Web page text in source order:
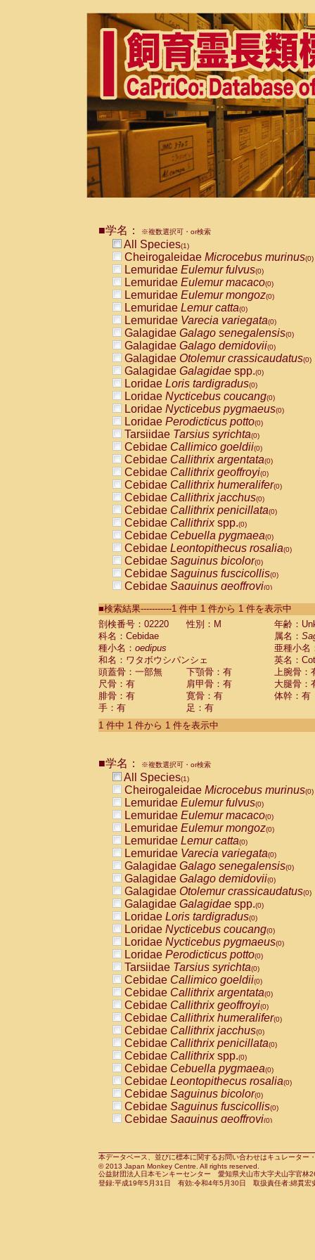
■学名： ※複数選択可・or検索
All Species(1)
Cheirogaleidae Microcebus murinus(0)
Lemuridae Eulemur fulvus(0)
Lemuridae Eulemur macaco(0)
Lemuridae Eulemur mongoz(0)
Lemuridae Lemur catta(0)
Lemuridae Varecia variegata(0)
Galagidae Galago senegalensis(0)
Galagidae Galago demidovii(0)
Galagidae Otolemur crassicaudatus(0)
Galagidae Galagidae spp.(0)
Loridae Loris tardigradus(0)
Loridae Nycticebus coucang(0)
Loridae Nycticebus pygmaeus(0)
Loridae Perodicticus potto(0)
Tarsiidae Tarsius syrichta(0)
Cebidae Callimico goeldii(0)
Cebidae Callithrix argentata(0)
Cebidae Callithrix geoffroyi(0)
Cebidae Callithrix humeralifer(0)
Cebidae Callithrix jacchus(0)
Cebidae Callithrix penicillata(0)
Cebidae Callithrixspp.(0)
Cebidae Cebuella pygmaea(0)
Cebidae Leontopithecus rosalia(0)
Cebidae Saguinus bicolor(0)
Cebidae Saguinus fuscicollis(0)
Cebidae Saguinus geoffroyi(0)
CebidaeSaguinus labiatus(0)
Cebidae Saguinus leucopus (0)
Cebidae
Cebidae
CebidaeSaguinus nigricollis (0)
Cebidae Saguinus oedipus
Cebidae Saguinus weddelli
Cebidae Saguinusspp.
Cebidae Aotus trivirgatus
Cebidae Cebus albifrons
CebidaeCebus nigrivittatus
CebidaeCebus
CebidaeSaimiri boliviensis(0)
CebidaeSaimiri sciureus(0)
AtelidaeAlouatta caraya(0)
AtelidaeAlouatta fusca(0)
AtelidaeAlouatta seniculus
AtelidaeAlouattaspp.(0)
AtelidaeAteles belzebuth(0)
AtelidaeAteles geoffroyi(0)
AtelidaeAteles paniscus(0)
AtelidaeAtelesspp.(0)
Atelidae Lagothrix lagothricha
AtelidaeLagothrix lagothricha cana
PitheciidaeCacajao calvus
PitheciidaeCallicebus cupreus
PitheciidaeCallicebus donacophilus
PitheciidaeCallicebus moloch
PitheciidaeCallicebus torquatus
PitheciidaeCallicebusspp.(0)
PitheciidaeChiropotes satanas(0)
PitheciidaePithecia monachus
PitheciidaePithecia pithecia(0)
CercopithecidaeCercocebus agilis
CercopithecidaeCercocebus
CercopithecidaeCercocebus
CercopithecidaeCercocebus
CercopithecidaeCercocebus
CercopithecidaeCercocebushybrid
CercopithecidaePapio anubis(0)
CercopithecidaePapio cynocephalus
CercopithecidaePapio hamadryas(0)
■検索結果-----------1 件中 1 件から 1 件を表示中
剖検番号：02220
性別：M
年齢：
科名：Cebidae
属名：
種小名： oedipus
亜種小名
和名：ワタボウシパンシェ
英名：
頭蓋骨：一部無
下顎骨：有
上腕骨：
尺骨：有
肩甲骨：有
大腿骨：
腓骨：有
寛骨：有
体幹：有
手：有
足：有
1 件中 1 件から 1 件を表示中
■学名： ※複数選択可・or検索
All Species(1)
Cheirogaleidae Microcebus murinus(0)
Lemuridae Eulemur fulvus(0)
Lemuridae Eulemur macaco(0)
Lemuridae Eulemur mongoz(0)
Lemuridae Lemur catta(0)
Lemuridae Varecia variegata(0)
Galagidae Galago senegalensis(0)
Galagidae Galago demidovii(0)
Galagidae Otolemur crassicaudatus(0)
Galagidae Galagidae spp.(0)
Loridae Loris tardigradus(0)
Loridae Nycticebus coucang(0)
Loridae Nycticebus pygmaeus(0)
Loridae Perodicticus potto(0)
Tarsiidae Tarsius syrichta(0)
Cebidae Callimico goeldii(0)
Cebidae Callithrix argentata(0)
Cebidae Callithrix geoffroyi(0)
Cebidae Callithrix humeralifer(0)
Cebidae Callithrix jacchus(0)
Cebidae Callithrix penicillata(0)
Cebidae Callithrixspp.(0)
Cebidae Cebuella pygmaea(0)
Cebidae Leontopithecus rosalia(0)
Cebidae Saguinus bicolor(0)
Cebidae Saguinus fuscicollis(0)
Cebidae Saguinus geoffroyi(0)
CebidaeSaguinus leucopus(0)
CebidaeSaguinus midas(0)
Cebidae Saguinus mystax(0)
本データベース、並びに標本に関するお問い合わせはキュレータ
© 2013 Japan Monkey Centre. All rights reserved.
公益財団法人日本モンキーセンター 愛知県犬山市大字犬山字官
登録:平成19年5月31日 有効:令和4年5月30日 取扱責任者:綿貫宏